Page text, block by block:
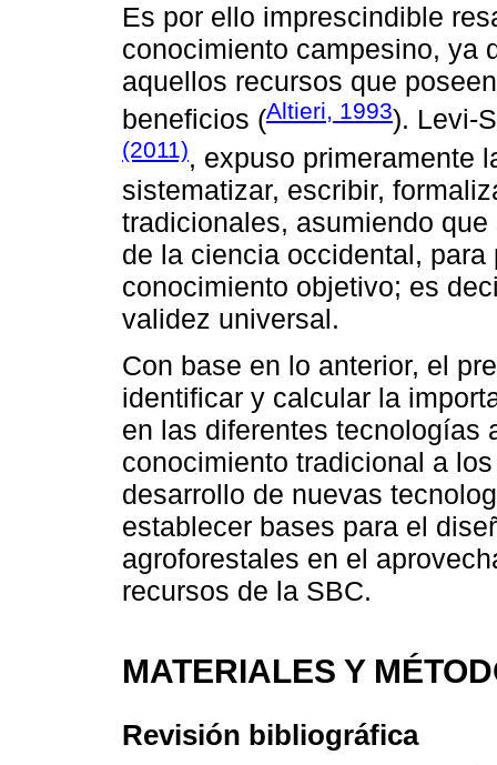
Es por ello imprescindible
conocimiento campesino, ya
aquellos recursos que
beneficios (Altieri, 1993). Levi-
(2011), expuso primeramente
sistematizar, escribir,
tradicionales, asumiendo
de la ciencia occidental,
conocimiento objetivo; es
validez universal.
Con base en lo anterior, el
identificar y calcular la
en las diferentes tecnologías
conocimiento tradicional a
desarrollo de nuevas
establecer bases para el
agroforestales en el
recursos de la SBC.
MATERIALES Y
Revisión bibliográfica